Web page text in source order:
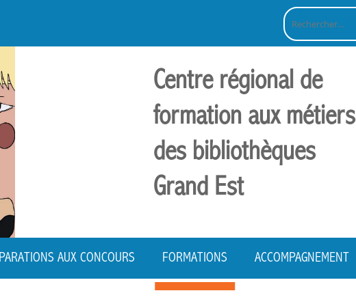
Rechercher :
Centre régional de
formation aux métiers
des bibliothèques
Grand Est
AUX CONCOURS FORMATIONS ACCOMPAGNEMENT